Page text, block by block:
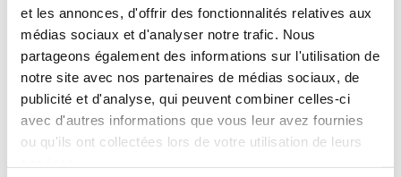
et les annonces, d'offrir des fonctionnalités relatives aux
médias sociaux et d'analyser notre trafic. Nous
partageons également des informations sur l'utilisation de
notre site avec nos partenaires de médias sociaux, de
publicité et d'analyse, qui peuvent combiner celles-ci
avec d'autres informations que vous leur avez fournies
ou qu'ils ont collectées lors de votre utilisation de leurs
Nationalité de l’enfant adopté
Légalisation des dossiers
Kafala
Jugement d’adoption
Juge
Irrévocabilité de l’adoption plénière